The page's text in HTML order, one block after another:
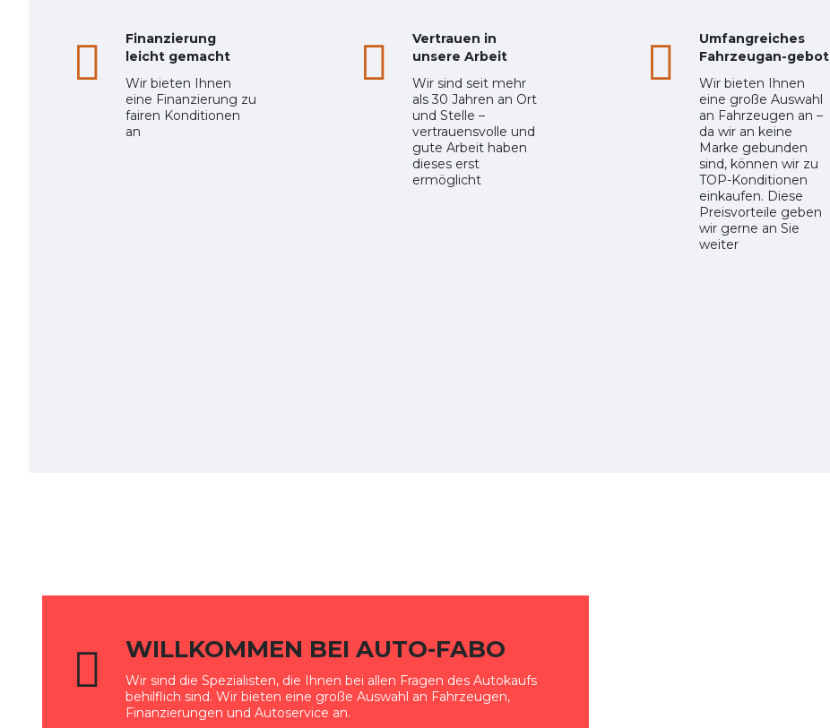
Finanzierung
leicht gemacht
Wir bieten Ihnen
eine Finanzierung zu
fairen Konditionen
an
Vertrauen in
unsere Arbeit
Wir sind seit mehr
als 30 Jahren an Ort
und Stelle –
vertrauensvolle und
gute Arbeit haben
dieses erst
ermöglicht
Umfangreiches
Fahrzeugan-gebot
Wir bieten Ihnen
eine große Auswahl
an Fahrzeugen an –
da wir an keine
Marke gebunden
sind, können wir zu
TOP-Konditionen
einkaufen. Diese
Preisvorteile geben
wir gerne an Sie
weiter
WILLKOMMEN BEI AUTO-FABO
Wir sind die Spezialisten, die Ihnen bei allen Fragen des Autokaufs
behilflich sind. Wir bieten eine große Auswahl an Fahrzeugen,
Finanzierungen und Autoservice an.